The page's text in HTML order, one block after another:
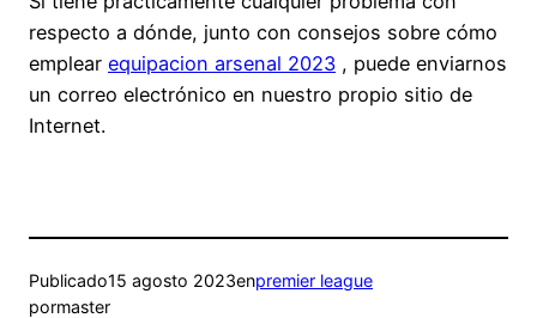
respecto a dónde, junto con consejos sobre cómo
emplear equipacion arsenal 2023 , puede enviarnos
un correo electrónico en nuestro propio sitio de
Internet.
Publicado15 agosto 2023enpremier league
pormaster